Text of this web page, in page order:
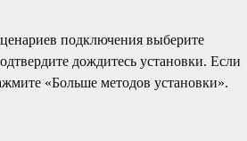
подключения выберите
дождитесь установки. Если
«Больше методов установки».